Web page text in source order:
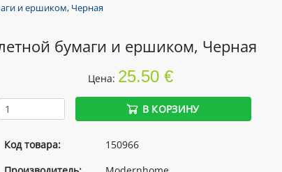
и ершиком, Черная
бумаги и ершиком, Черная
Цена: 25.50 €
В КОРЗИНУ
Код товара:
150966